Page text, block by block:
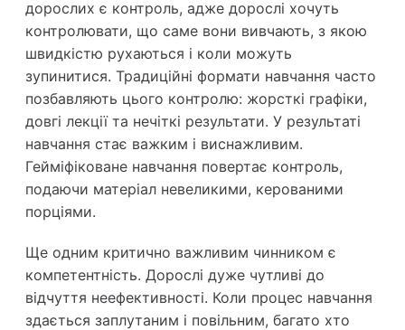
дорослих є контроль, адже дорослі хочуть
контролювати, що саме вони вивчають, з якою
швидкістю рухаються і коли можуть
зупинитися. Традиційні формати навчання часто
позбавляють цього контролю: жорсткі графіки,
довгі лекції та нечіткі результати. У результаті
навчання стає важким і виснажливим.
Гейміфіковане навчання повертає контроль,
подаючи матеріал невеликими, керованими
порціями.
Ще одним критично важливим чинником є
компетентність. Дорослі дуже чутливі до
відчуття неефективності. Коли процес навчання
здається заплутаним і повільним, багато хто